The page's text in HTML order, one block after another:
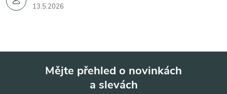
13.5.2026
Mějte přehled o novinkách
a slevách